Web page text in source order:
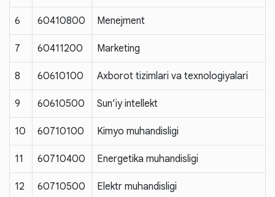
6 60410800 Menejment
7 60411200 Marketing
8 60610100 Axborot tizimlari va texnologiyalari
9 60610500 Sun’iy intellekt
10 60710100 Kimyo muhandisligi
11 60710400 Energetika muhandisligi
12 60710500 Elektr muhandisligi